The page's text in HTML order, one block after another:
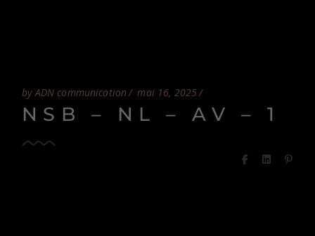
by ADN communication mai 16, 2025
NSB – NL – AV – 1